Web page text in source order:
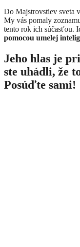
Do Majstrovstiev sveta
My vás pomaly
tento rok ich súčasťou.
pomocou umelej
Jeho hlas je
ste uhádli, že
Posúďte sami!